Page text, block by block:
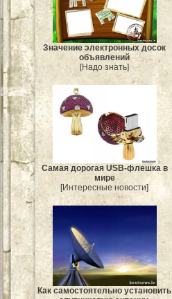
Значение электронных досок
объявлений
[Надо знать]
Самая дорогая USB-флешка в
мире
[Интересные новости]
Как самостоятельно установить